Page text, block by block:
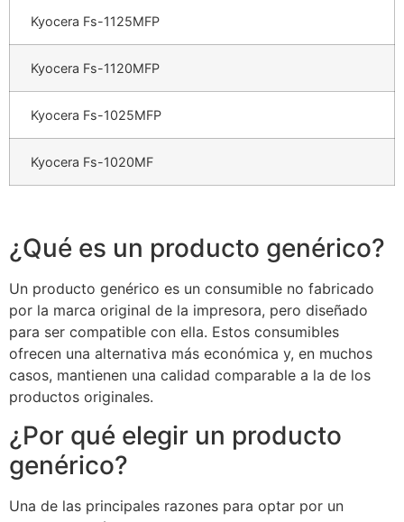
Kyocera Fs-1125MFP
Kyocera Fs-1120MFP
Kyocera Fs-1025MFP
Kyocera Fs-1020MF
¿Qué es un producto genérico?
Un producto genérico es un consumible no fabricado
por la marca original de la impresora, pero diseñado
para ser compatible con ella. Estos consumibles
ofrecen una alternativa más económica y, en muchos
casos, mantienen una calidad comparable a la de los
productos originales.
¿Por qué elegir un producto
genérico?
Una de las principales razones para optar por un